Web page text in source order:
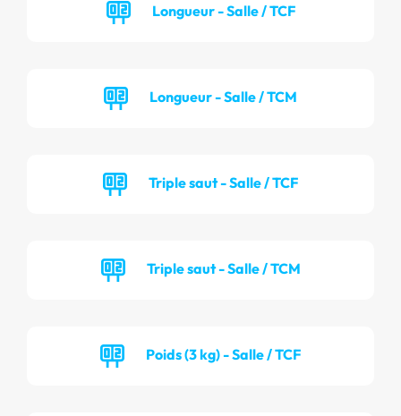
Longueur - Salle / TCF
Longueur - Salle / TCM
Triple saut - Salle / TCF
Triple saut - Salle / TCM
Poids (3 kg) - Salle / TCF